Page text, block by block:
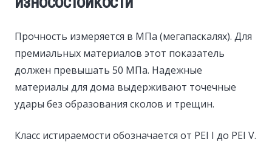
Прочность измеряется в МПа (мегапаскалях). Для
премиальных материалов этот показатель
должен превышать 50 МПа. Надежные
материалы для дома выдерживают точечные
удары без образования сколов и трещин.
Класс истираемости обозначается от PEI I до PEI V.